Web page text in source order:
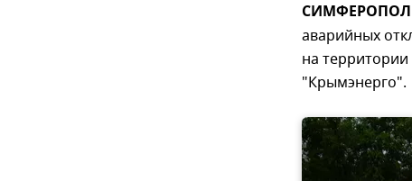
аварийных
на
"Крымэнерго".